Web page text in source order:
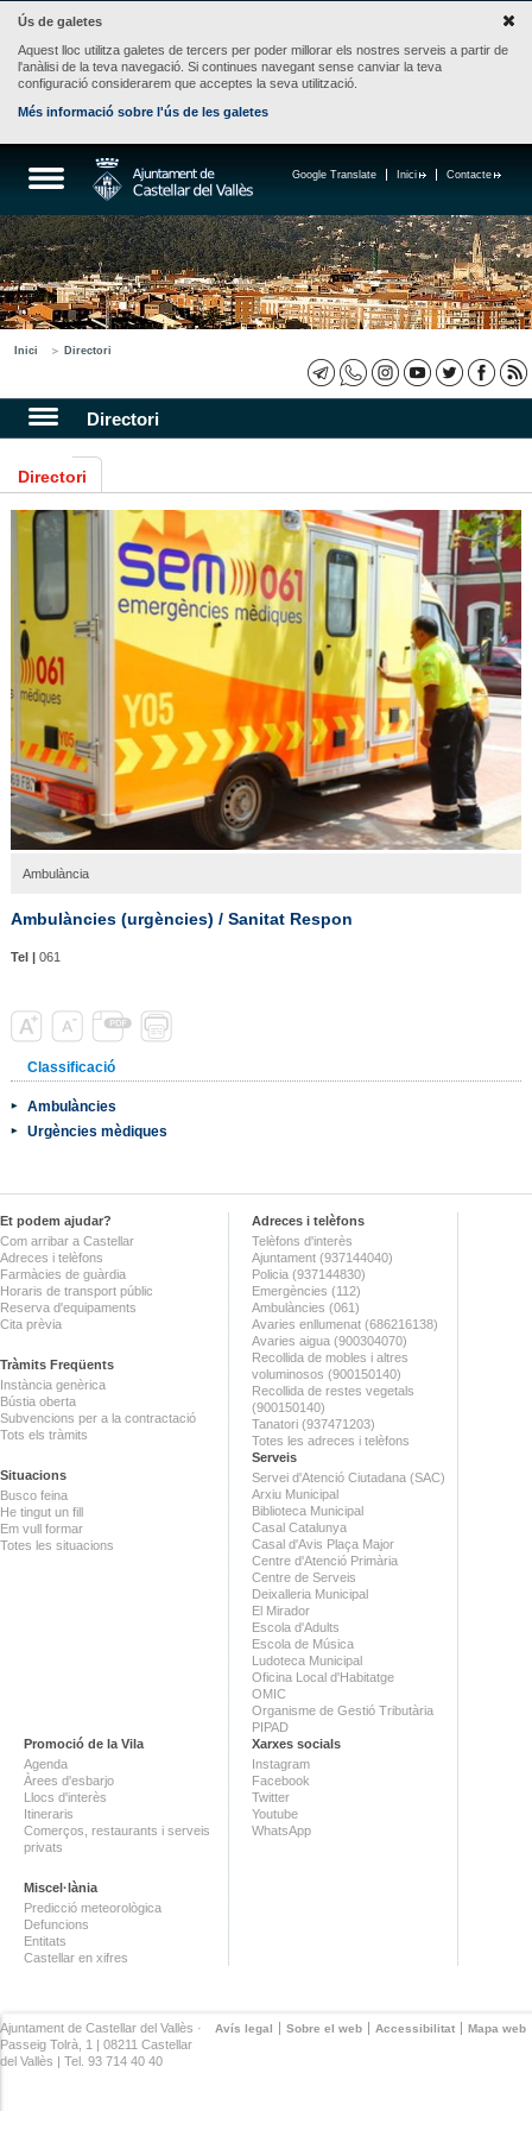
Ús de galetes
Aquest lloc utilitza galetes de tercers per poder millorar els nostres serveis a partir de
l'anàlisi de la teva navegació. Si continues navegant sense canviar la teva
configuració considerarem que acceptes la seva utilització.
Més informació sobre l'ús de les galetes
Contacte
Inici
Google Translate
Inici Directori
Directori
Directori
Ambulància
Ambulàncies (urgències) / Sanitat Respon
Tel |061
Classificació
Ambulàncies
Urgències mèdiques
Et podem ajudar?
Com arribar a Castellar
Adreces i telèfons
Farmàcies de guàrdia
Horaris de transport públic
Reserva d'equipaments
Cita prèvia
Tràmits Freqüents
Instància genèrica
Bústia oberta
Subvencions per a la contractació
Tots els tràmits
Situacions
Busco feina
He tingut un fill
Em vull formar
Totes les situacions
Adreces i telèfons
Telèfons d'interès
Ajuntament (937144040)
Policia (937144830)
Emergències (112)
Ambulàncies (061)
Avaries enllumenat (686216138)
Avaries aigua (900304070)
Recollida de mobles i altres
voluminosos (900150140)
Recollida de restes vegetals
(900150140)
Tanatori (937471203)
Totes les adreces i telèfons
Serveis
Servei d'Atenció Ciutadana (SAC)
Arxiu Municipal
Biblioteca Municipal
Casal Catalunya
Casal d'Avis Plaça Major
Centre d'Atenció Primària
Centre de Serveis
Deixalleria Municipal
El Mirador
Escola d'Adults
Escola de Música
Ludoteca Municipal
Oficina Local d'Habitatge
OMIC
Organisme de Gestió Tributària
PIPAD
Promoció de la Vila
Agenda
Àrees d'esbarjo
Llocs d'interès
Itineraris
Comerços, restaurants i serveis
privats
Miscel·lània
Predicció meteorològica
Defuncions
Entitats
Castellar en xifres
Xarxes socials
Instagram
Facebook
Twitter
Youtube
WhatsApp
Avís legal Sobre el web Accessibilitat Mapa web
Ajuntament de Castellar del Vallès ·
Passeig Tolrà, 1 | 08211 Castellar
del Vallès | Tel. 93 714 40 40